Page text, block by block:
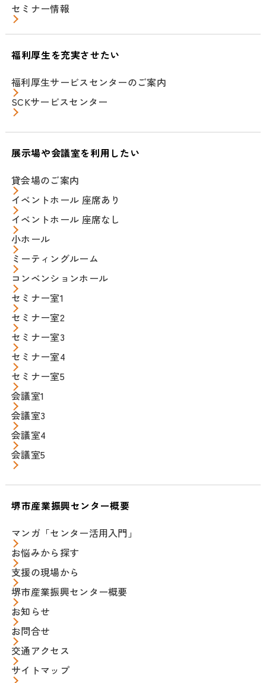
セミナー情報
福利厚生を充実させたい
福利厚生サービスセンターのご案内
SCKサービスセンター
展示場や会議室を利用したい
貸会場のご案内
イベントホール 座席あり
イベントホール 座席なし
小ホール
ミーティングルーム
コンベンションホール
セミナー室1
セミナー室2
セミナー室3
セミナー室4
セミナー室5
会議室1
会議室3
会議室4
会議室5
堺市産業振興センター概要
マンガ「センター活用入門」
お悩みから探す
支援の現場から
堺市産業振興センター概要
お知らせ
お問合せ
交通アクセス
サイトマップ